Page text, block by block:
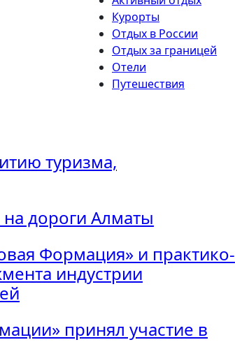
Курорты
Отдых в России
Отдых за границей
Отели
Путешествия
туризма,
дороги Алматы
Формация» и практико-
индустрии
принял участие в